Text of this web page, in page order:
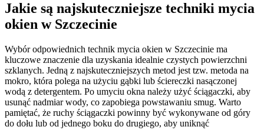
Jakie są najskuteczniejsze techniki mycia
okien w Szczecinie
Wybór odpowiednich technik mycia okien w Szczecinie ma
kluczowe znaczenie dla uzyskania idealnie czystych powierzchni
szklanych. Jedną z najskuteczniejszych metod jest tzw. metoda na
mokro, która polega na użyciu gąbki lub ściereczki nasączonej
wodą z detergentem. Po umyciu okna należy użyć ściągaczki, aby
usunąć nadmiar wody, co zapobiega powstawaniu smug. Warto
pamiętać, że ruchy ściągaczki powinny być wykonywane od góry
do dołu lub od jednego boku do drugiego, aby uniknąć